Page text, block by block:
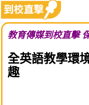
教育傳媒到校直擊
全英語教學環
趣